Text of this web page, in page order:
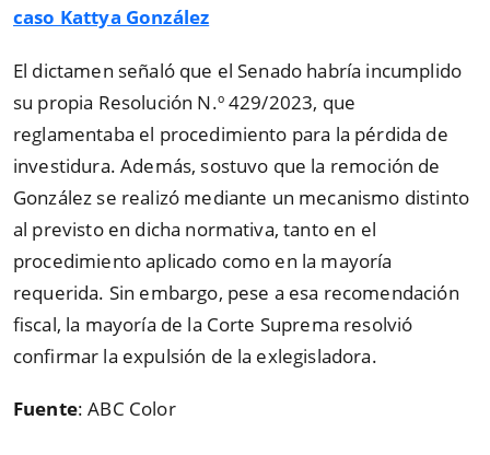
caso Kattya González
El dictamen señaló que el Senado habría incumplido
su propia Resolución N.º 429/2023, que
reglamentaba el procedimiento para la pérdida de
investidura. Además, sostuvo que la remoción de
González se realizó mediante un mecanismo distinto
al previsto en dicha normativa, tanto en el
procedimiento aplicado como en la mayoría
requerida. Sin embargo, pese a esa recomendación
fiscal, la mayoría de la Corte Suprema resolvió
confirmar la expulsión de la exlegisladora.
Fuente: ABC Color